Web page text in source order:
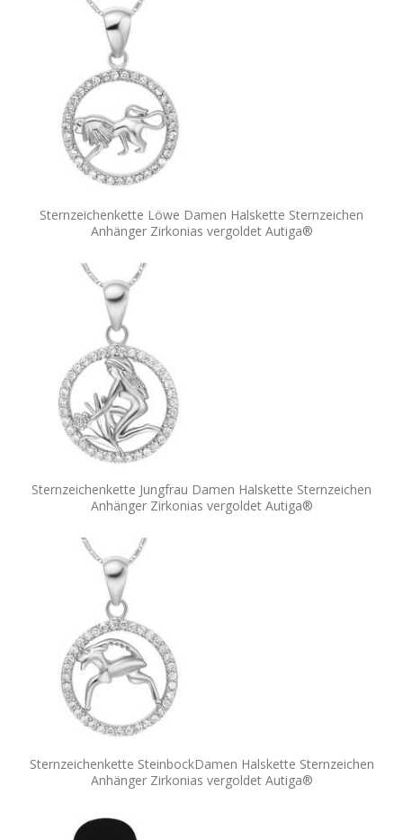
Sternzeichenkette Löwe Damen Halskette Sternzeichen
Anhänger Zirkonias vergoldet Autiga®
Sternzeichenkette Jungfrau Damen Halskette Sternzeichen
Anhänger Zirkonias vergoldet Autiga®
Sternzeichenkette SteinbockDamen Halskette Sternzeichen
Anhänger Zirkonias vergoldet Autiga®